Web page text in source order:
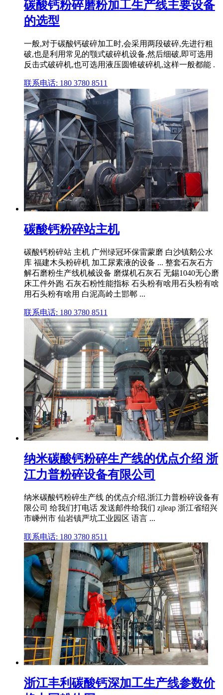
碳酸钙粉碎磨粉加工生产线主要设备
的选型
一般,对于碳酸钙破碎加工时,会采用两段破碎,先进行粗
破,也是利用常见的颚式破碎机设备,然后细破,即可选用
反击式破碎机,也可选用液压圆锥破碎机,这样一般都能 .
联系电话: 180 3780 8511
碳酸钙粉碎站主机
碳酸钙粉碎站 主机 广州绿冠环保雷蒙磨 白沙镇鹅公水
库 福建木头粉碎机 加工尿素液的设备 ... 整套石灰石方
解石磨粉生产线机械设备 磨煤机石灰石 无錫1040无心磨
床工件外跑 石灰石粉性能指标 石头粉有啥用石头粉有啥
用石头粉有啥用 白泥高岭土邯郸 ...
联系电话: 180 3780 8511
纳米碳酸钙粉碎生产线的优点介绍 浙
江力普粉碎设备有限公司
纳米碳酸钙粉碎生产线 的优点介绍,浙江力普粉碎设备有
限公司 给我们打电话 发送邮件给我们 zjleap 浙江省绍兴
市嵊州市 仙岩镇严坑工业园区 语言 ...
联系电话: 180 3780 8511
浙江丰利碳酸钙深加工生产线参数价